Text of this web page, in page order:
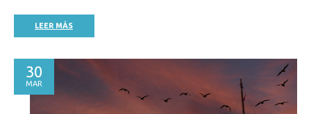
LEER MÁS
30
MAR